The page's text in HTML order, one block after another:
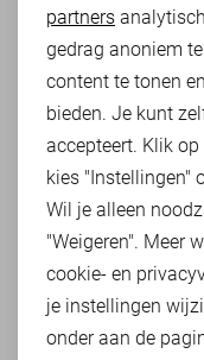
BASICS: DE
IEDERE
Basics zijn tijdloze
belangrijke rol
garderobe. Ze zijn
Marketing
partners
gedrag anoniem
content te tonen
bieden. Je kunt
accepteert. Klik
kies "Instellingen"
Wil je alleen
"Weigeren". Meer
cookie- en
je instellingen
onder aan de